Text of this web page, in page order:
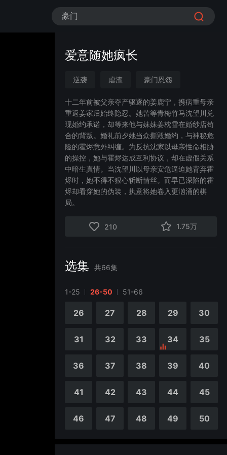
豪门
爱意随她疯长
逆袭 虐渣
豪门恩怨
现代言情
总裁
甜宠
情感流
十二年前被父亲夺产驱逐的姜鹿宁，携病重母亲
重返姜家后始终隐忍。她苦等青梅竹马沈望川兑
现婚约承诺，却等来他与妹妹姜枕雪在婚纱店苟
合的背叛。婚礼前夕她当众撕毁婚约，与神秘危
险的霍烬意外纠缠。为反抗沈家以母亲性命相胁
的操控，她与霍烬达成互利协议，却在虚假关系
中暗生真情。当沈望川以母亲安危逼迫她背弃霍
烬时，她不得不狠心斩断情丝。而早已深陷的霍
烬却看穿她的伪装，执意将她卷入更汹涌的棋
局。
210 1.75万
选集 共66集
1-25 26-50 51-66
26 27 28 29 30
31 32 33 34 35
36 37 38 39 40
41 42 43 44 45
46 47 48 49 50